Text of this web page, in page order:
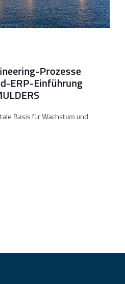
Prozesse
ERP-Einführung
Basis für Wachstum und